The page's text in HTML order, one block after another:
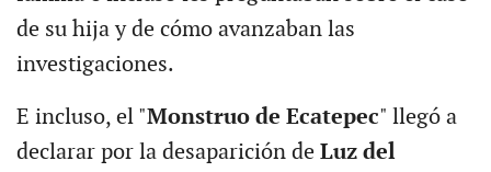
de su hija y de cómo avanzaban las
investigaciones.
E incluso, el "Monstruo de Ecatepec" llegó a
declarar por la desaparición de Luz del